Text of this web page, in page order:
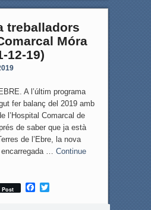
treballadors
Móra
12-19)
A l’últim programa
fer balanç del 2019 amb
l’Hospital Comarcal de
de saber que ja està
de l’Ebre, la nova
… Continue
Post
F
T